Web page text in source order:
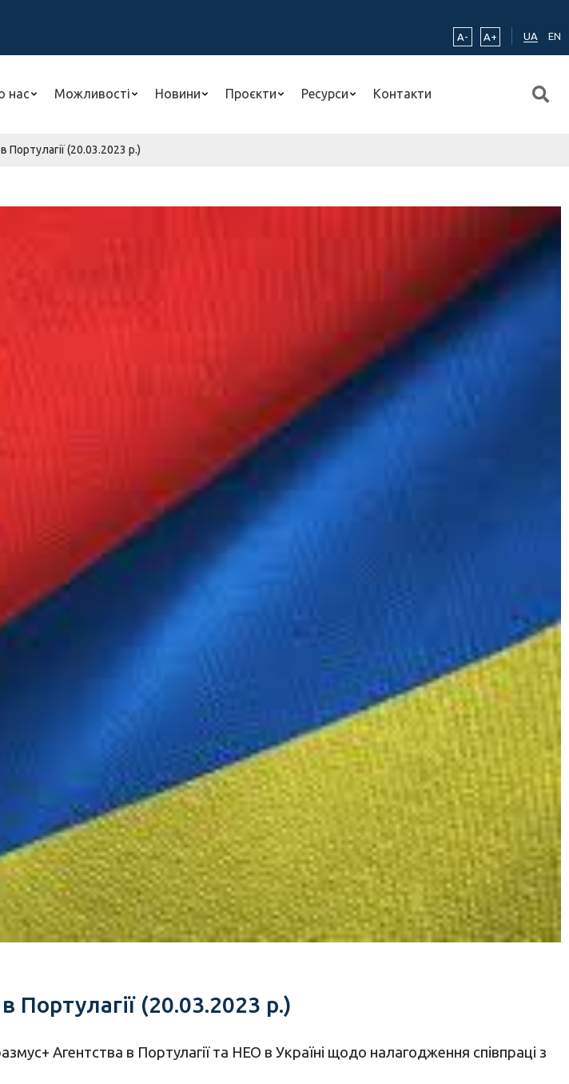
A-
A+ UA EN
нас Можливості Новини Проєкти Ресурси Контакти
Портулагії (20.03.2023 р.)
Портулагії (20.03.2023 р.)
Агентства в Портулагії та НЕО в Україні щодо налагодження співпраці з